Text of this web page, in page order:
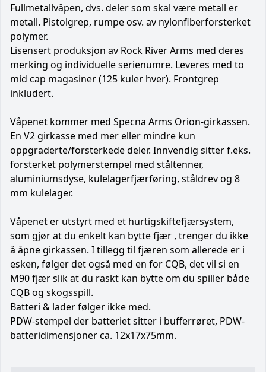
Fullmetallvåpen, dvs. deler som skal være metall er
metall. Pistolgrep, rumpe osv. av nylonfiberforsterket
polymer.
Lisensert produksjon av Rock River Arms med deres
merking og individuelle serienumre. Leveres med to
mid cap magasiner (125 kuler hver). Frontgrep
inkludert.
Våpenet kommer med Specna Arms Orion-girkassen.
En V2 girkasse med mer eller mindre kun
oppgraderte/forsterkede deler. Innvendig sitter f.eks.
forsterket polymerstempel med ståltenner,
aluminiumsdyse, kulelagerfjærføring, ståldrev og 8
mm kulelager.
Våpenet er utstyrt med et hurtigskiftefjærsystem,
som gjør at du enkelt kan bytte fjær , trenger du ikke
å åpne girkassen. I tillegg til fjæren som allerede er i
esken, følger det også med en for CQB, det vil si en
M90 fjær slik at du raskt kan bytte om du spiller både
CQB og skogsspill.
Batteri & lader følger ikke med.
PDW-stempel der batteriet sitter i bufferrøret, PDW-
batteridimensjoner ca. 12x17x75mm.